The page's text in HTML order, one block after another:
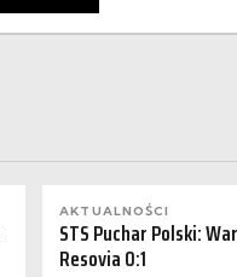
AKTUALNOŚCI
STS Puchar Polski:
Resovia 0:1